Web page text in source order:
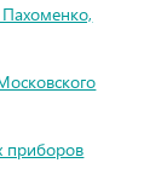
приборов